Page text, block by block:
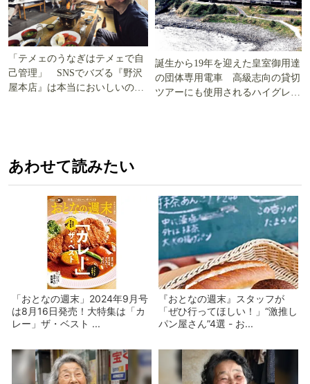
「テメェのうなぎはテメェで自
己管理」 SNSでバズる『野沢
屋本店』は本当においしいの
誕生から19年を迎えた皇室御用達
の団体専用電車 高級志向の貸切
ツアーにも使用されるハイグレー
あわせて読みたい
「おとなの週末」2024年9月号
は8月16日発売！大特集は「カ
レー」ザ・ベスト ...
『おとなの週末』スタッフが
「ぜひ行ってほしい！」“激推し
パン屋さん”4選 - お...